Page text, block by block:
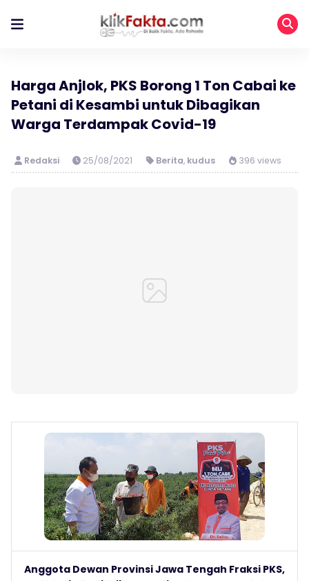
Harga Anjlok, PKS Borong 1 Ton Cabai ke
Petani di Kesambi untuk Dibagikan
Warga Terdampak Covid-19
Redaksi 25/08/2021 Berita, kudus 396 views
Anggota Dewan Provinsi Jawa Tengah Fraksi PKS,